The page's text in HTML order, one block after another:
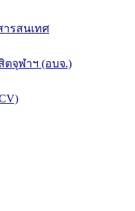
รสนเทศ
จุฬาฯ (อบจ.)